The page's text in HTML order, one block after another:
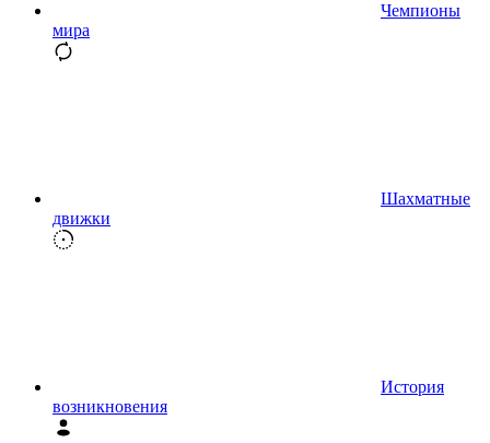
Чемпионы
мира
Шахматные
движки
История
возникновения